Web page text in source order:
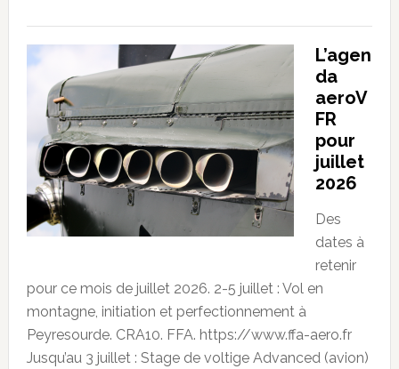
L’agen
da
aeroV
FR
pour
juillet
2026
Des
dates à
retenir
pour ce mois de juillet 2026. 2-5 juillet : Vol en
montagne, initiation et perfectionnement à
Peyresourde. CRA10. FFA. https://www.ffa-aero.fr
Jusqu’au 3 juillet : Stage de voltige Advanced (avion)